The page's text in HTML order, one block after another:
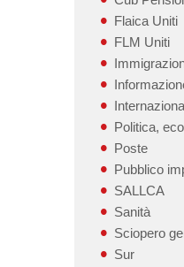
Flaica Uniti
FLM Uniti
Politica,
Poste
Pubblico
SALLCA
Sanità
Sciopero
Sur